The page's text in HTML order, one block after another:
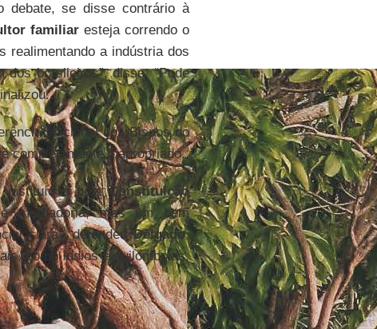
debate, se disse contrário à
familiaresteja correndo o
realimentando a indústria dos
brasileiros”, disse. “Pode
Nacional dos Bispos do
completamente inapropriado.
instituídos pelaConstituição
mercadoria, mas um bem
clara”, defendeuDelgado,
como índios e quilombolas,